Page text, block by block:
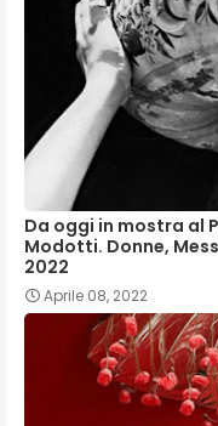
Da oggi in mostra al
Modotti. Donne,
2022
Aprile 08, 2022